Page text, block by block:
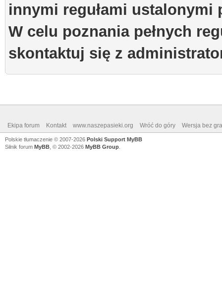
innymi regułami
W celu poznania pełnych
skontaktuj się z
Ekipa forum Kontakt www.naszepasieki.org Wróć do góry Wersja bez
Polskie tłumaczenie © 2007-2026 Polski Support MyBB
Silnik forum MyBB , © 2002-2026 MyBB Group